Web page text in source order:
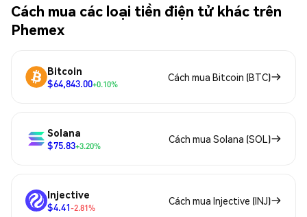
Cách mua các loại tiền điện tử khác trên
Phemex
Bitcoin
$64,843.00+0.10%
Cách mua Bitcoin (BTC)
Solana
$75.83+3.20%
Cách mua Solana (SOL)
Injective
$4.41-2.81%
Cách mua Injective (INJ)